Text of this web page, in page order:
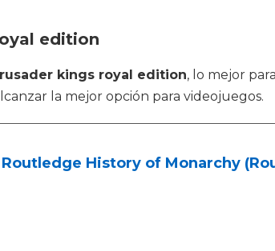
edition
kings royal edition, lo mejor
la mejor opción para videojuegos.
History of Monarchy